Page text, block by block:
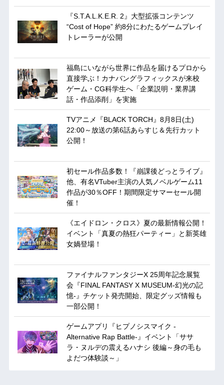
『S.T.A.L.K.E.R. 2』大型拡張コンテンツ
“Cost of Hope” 約8分にわたるゲームプレイ
トレーラーが公開
福島にいながら世界に作品を届けるプロから
直接学ぶ！カナバングラフィックスが来校
ゲーム・CG科学生へ「企業説明・業界講
話・作品添削」を実施
TVアニメ『BLACK TORCH』8月8日(土)
22:00～放送の第6話あらすじ＆先行カット
公開！
初セール作品多数！『崩課後どっとライブ』
他、有名VTuber主演の人気ノベルゲーム11
作品が30％OFF！期間限定サマーセール開
催！
《エイドロン・クロス》夏の最新情報公開！
イベント「真夏の熱狂パーティー」と新英雄
女媧登場！
ファイナルファンタジーX 25周年記念展覧
会『FINAL FANTASY X MUSEUM-幻光の記
憶-』チケット発売開始、限定グッズ情報も
一部公開！
ゲームアプリ『ヒプノシスマイク -
Alternative Rap Battle-』イベント「ササ
ラ・ヌルデの震えるハナシ 後編～身の毛も
よだつ体験談～」